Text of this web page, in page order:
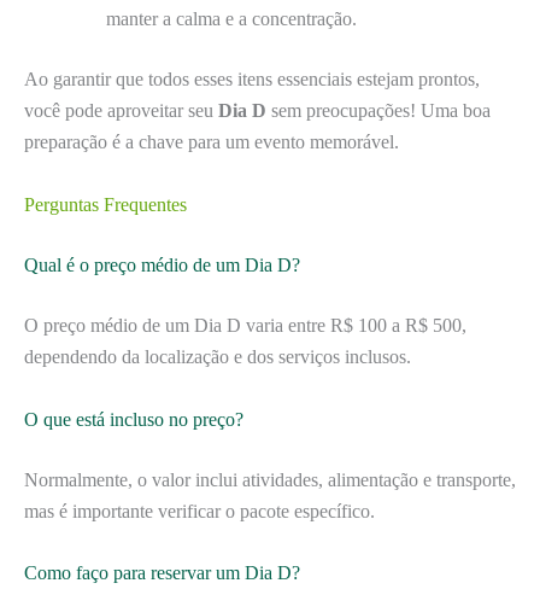
manter a calma e a concentração.
Ao garantir que todos esses itens essenciais estejam prontos,
você pode aproveitar seu Dia D sem preocupações! Uma boa
preparação é a chave para um evento memorável.
Perguntas Frequentes
Qual é o preço médio de um Dia D?
O preço médio de um Dia D varia entre R$ 100 a R$ 500,
dependendo da localização e dos serviços inclusos.
O que está incluso no preço?
Normalmente, o valor inclui atividades, alimentação e transporte,
mas é importante verificar o pacote específico.
Como faço para reservar um Dia D?